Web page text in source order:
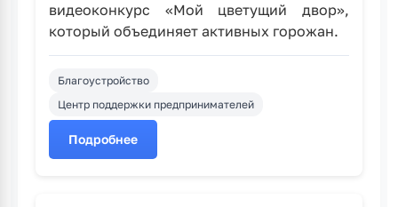
видеоконкурс «Мой цветущий двор»,
который объединяет активных горожан.
Благоустройство
Центр поддержки предпринимателей
Подробнее
о